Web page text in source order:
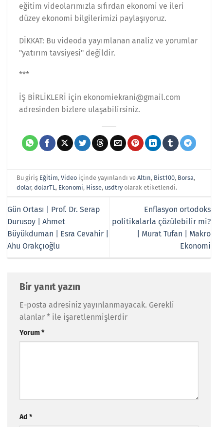
eğitim videolarımızla sıfırdan ekonomi ve ileri
düzey ekonomi bilgilerimizi paylaşıyoruz.
DİKKAT: Bu videoda yayımlanan analiz ve yorumlar
"yatırım tavsiyesi" değildir.
***
İŞ BİRLİKLERİ için ekonomiekrani@gmail.com
adresinden bizlere ulaşabilirsiniz.
Bu giriş Eğitim,Video içinde yayınlandı veAltın, Bist100, Borsa,
dolar,dolarTL, Ekonomi, Hisse, usdtry olarak etiketlendi.
Gün Ortası | Prof. Dr. Serap
Durusoy | Ahmet
Büyükduman | Esra Cevahir |
Ahu Orakçıoğlu
Enflasyon ortodoks
politikalarla çözülebilir mi?
| Murat Tufan | Makro
Ekonomi
Bir yanıt yazın
E-posta adresiniz yayınlanmayacak. Gerekli
alanlar * ile işaretlenmişlerdir
Yorum*
Ad *